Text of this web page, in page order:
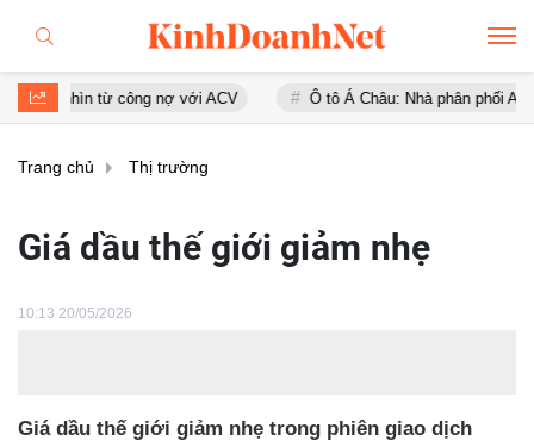
từ công nợ với ACV Ô tô Á Châu: Nhà phân phối Audi tại Việt
Trang chủ Thị trường
Giá dầu thế giới giảm nhẹ
10:13 20/05/2026
Giá dầu thế giới giảm nhẹ trong phiên giao dịch